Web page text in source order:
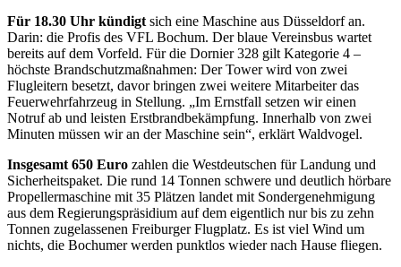
Für 18.30 Uhr kündigt sich eine Maschine aus Düsseldorf an.
Darin: die Profis des VFL Bochum. Der blaue Vereinsbus wartet
bereits auf dem Vorfeld. Für die Dornier 328 gilt Kategorie 4 –
höchste Brandschutzmaßnahmen: Der Towerwird von zwei
Flugleitern besetzt, davor bringen zwei weitere Mitarbeiter das
Feuerwehrfahrzeug in Stellung. „Im Ernstfall setzen wir einen
Notruf ab und leisten Erstbrandbekämpfung. Innerhalb von zwei
Minuten müssen wir an der Maschine sein“, erklärt Waldvogel.
Insgesamt 650 Euro zahlen die Westdeutschen für Landung und
Sicherheitspaket. Die rund 14 Tonnen schwere und deutlich hörbare
Propellermaschine mit 35 Plätzen landet mit Sondergenehmigung
aus dem Regierungspräsidium auf dem eigentlich nur bis zu zehn
Tonnen zugelassenen Freiburger Flugplatz. Es ist viel Wind um
nichts, die Bochumer werden punktlos wieder nach Hause fliegen.